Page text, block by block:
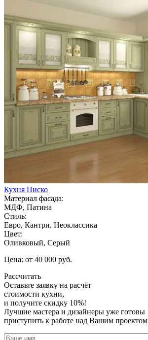
Кухня Писко
Материал фасада:
МДФ, Патина
Стиль:
Евро, Кантри, Неоклассика
Цвет:
Оливковый, Серый
Цена: от 40 000 руб.
Рассчитать
Оставьте заявку на расчёт
стоимости кухни,
и получите скидку 10%!
Лучшие мастера и дизайнеры уже готовы
приступить к работе над Вашим проектом